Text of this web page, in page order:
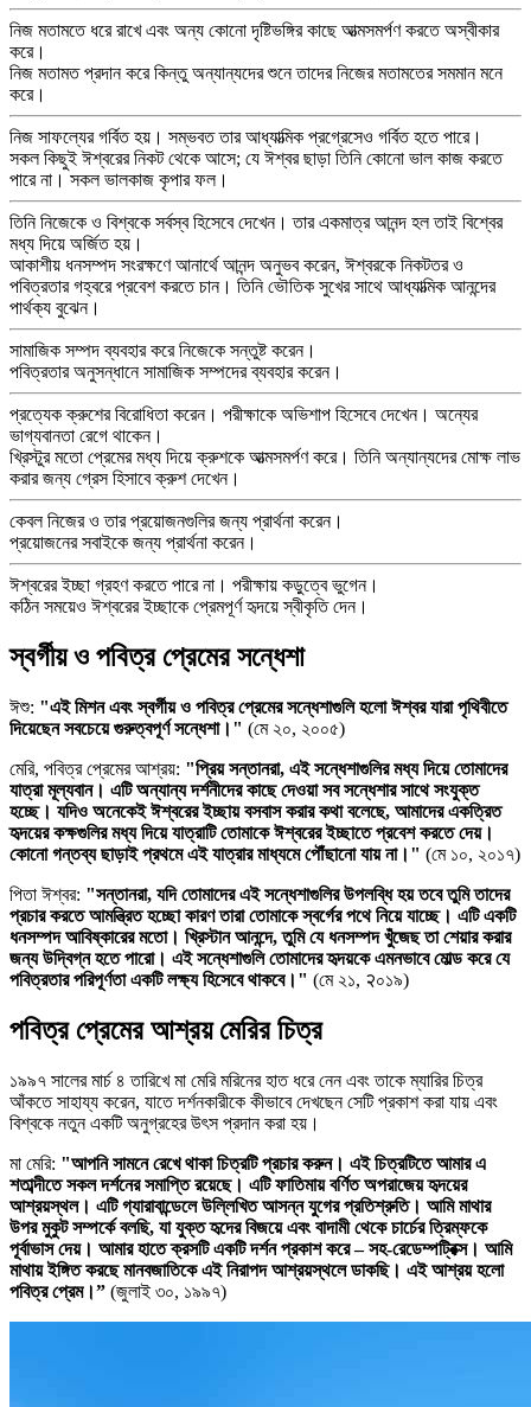
নিজ মতামতে ধরে রাখে এবং অন্য কোনো দৃষ্টিভঙ্গির কাছে আত্মসমর্পণ করতে অস্বীকার
করে।
নিজ মতামত প্রদান করে কিন্তু অন্যান্যদের শুনে তাদের নিজের মতামতের সমমান মনে
করে।
নিজ সাফল্যের গর্বিত হয়। সম্ভবত তার আধ্যাত্মিক প্রগ্রেসেও গর্বিত হতে পারে।
সকল কিছুই ঈশ্বরের নিকট থেকে আসে; যে ঈশ্বর ছাড়া তিনি কোনো ভাল কাজ করতে
পারে না। সকল ভালকাজ কৃপার ফল।
তিনি নিজেকে ও বিশ্বকে সর্বস্ব হিসেবে দেখেন। তার একমাত্র আনন্দ হল তাই বিশ্বের
মধ্য দিয়ে অর্জিত হয়।
আকাশীয় ধনসম্পদ সংরক্ষণে আনার্থে আনন্দ অনুভব করেন, ঈশ্বরকে নিকটতর ও
পবিত্রতার গহ্বরে প্রবেশ করতে চান। তিনি ভৌতিক সুখের সাথে আধ্যাত্মিক আনন্দের
পার্থক্য বুঝেন।
সামাজিক সম্পদ ব্যবহার করে নিজেকে সন্তুষ্ট করেন।
পবিত্রতার অনুসন্ধানে সামাজিক সম্পদের ব্যবহার করেন।
প্রত্যেক ক্রুশের বিরোধিতা করেন। পরীক্ষাকে অভিশাপ হিসেবে দেখেন। অন্যের
ভাগ্যবানতা রেগে থাকেন।
খ্রিস্টুর মতো প্রেমের মধ্য দিয়ে ক্রুশকে আত্মসমর্পণ করে। তিনি অন্যান্যদের মোক্ষ লাভ
করার জন্য গ্রেস হিসাবে ক্রুশ দেখেন।
কেবল নিজের ও তার প্রয়োজনগুলির জন্য প্রার্থনা করেন।
প্রয়োজনের সবাইকে জন্য প্রার্থনা করেন।
ঈশ্বরের ইচ্ছা গ্রহণ করতে পারে না। পরীক্ষায় কড়ুত্বে ভুগেন।
কঠিন সময়েও ঈশ্বরের ইচ্ছাকে প্রেমপূর্ণ হৃদয়ে স্বীকৃতি দেন।
স্বর্গীয় ও পবিত্র প্রেমের সন্ধেশা
ঈশু: "এই মিশন এবং স্বর্গীয় ও পবিত্র প্রেমের সন্ধেশাগুলি হলো ঈশ্বর যারা পৃথিবীতে
দিয়েছেন সবচেয়ে গুরুত্বপূর্ণ সন্ধেশা।" (মে ২০, ২০০৫)
মেরি, পবিত্র প্রেমের আশ্রয়: "প্রিয় সন্তানরা, এই সন্ধেশাগুলির মধ্য দিয়ে তোমাদের
যাত্রা মূল্যবান। এটি অন্যান্য দর্শনীদের কাছে দেওয়া সব সন্ধেশার সাথে সংযুক্ত
হচ্ছে। যদিও অনেকেই ঈশ্বরের ইচ্ছায় বসবাস করার কথা বলেছে, আমাদের একত্রিত
হৃদয়ের কক্ষগুলির মধ্য দিয়ে যাত্রাটি তোমাকে ঈশ্বরের ইচ্ছাতে প্রবেশ করতে দেয়।
কোনো গন্তব্য ছাড়াই প্রথমে এই যাত্রার মাধ্যমে পৌঁছানো যায় না।" (মে ১০, ২০১৭)
পিতা ঈশ্বর: "সন্তানরা, যদি তোমাদের এই সন্ধেশাগুলির উপলব্ধি হয় তবে তুমি তাদের
প্রচার করতে আমন্ত্রিত হচ্ছো কারণ তারা তোমাকে স্বর্গের পথে নিয়ে যাচ্ছে। এটি একটি
ধনসম্পদ আবিষ্কারের মতো। খ্রিস্টান আনন্দে, তুমি যে ধনসম্পদ খুঁজেছ তা শেয়ার করার
জন্য উদ্বিগ্ন হতে পারো। এই সন্ধেশাগুলি তোমাদের হৃদয়কে এমনভাবে মোল্ড করে যে
পবিত্রতার পরিপূর্ণতা একটি লক্ষ্য হিসেবে থাকবে।" (মে ২১, २০১৯)
পবিত্র প্রেমের আশ্রয় মেরির চিত্র
১৯৯৭ সালের মার্চ ৪ তারিখে মা মেরি মরিনের হাত ধরে নেন এবং তাকে ম্যারির চিত্র
আঁকতে সাহায্য করেন, যাতে দর্শনকারীকে কীভাবে দেখছেন সেটি প্রকাশ করা যায় এবং
বিশ্বকে নতুন একটি অনুগ্রহের উৎস প্রদান করা হয়।
মা মেরি: "আপনি সামনে রেখে থাকা চিত্রটি প্রচার করুন। এই চিত্রটিতে আমার এ
শতাব্দীতে সকল দর্শনের সমাপ্তি রয়েছে। এটি ফাতিমায় বর্ণিত অপরাজেয় হৃদয়ের
আশ্রয়স্থল। এটি গ্যারাবান্ডেলে উল্লিখিত আসন্ন যুগের প্রতিশ্রুতি। আমি মাথার
উপর মুকুট সম্পর্কে বলছি, যা যুক্ত হৃদের বিজয়ে এবং বাদামী থেকে চার্চের ত্রিম্ফকে
পূর্বাভাস দেয়। আমার হাতে ক্রসটি একটি দর্শন প্রকাশ করে – সহ-রেডেম্পট্রিক্স। আমি
মাথায় ইঙ্গিত করছে মানবজাতিকে এই নিরাপদ আশ্রয়স্থলে ডাকছি। এই আশ্রয় হলো
পবিত্র প্রেম।” (জুলাই ৩০, ১৯৯৭)